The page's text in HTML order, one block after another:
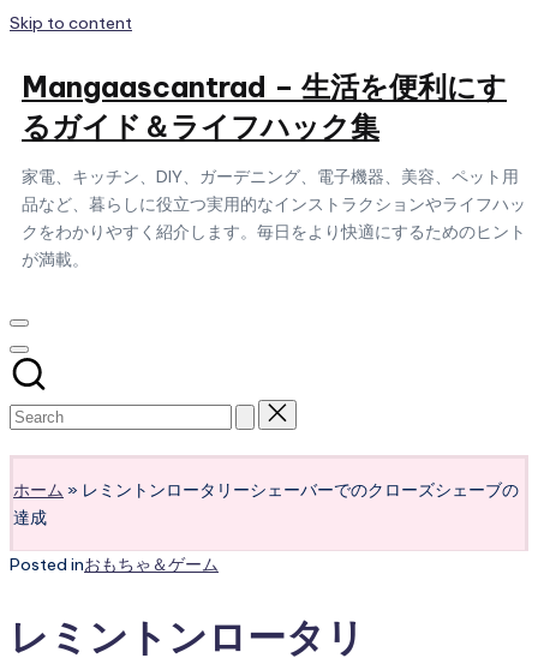
Skip to content
Mangaascantrad – 生活を便利にす
るガイド＆ライフハック集
家電、キッチン、DIY、ガーデニング、電子機器、美容、ペット用
品など、暮らしに役立つ実用的なインストラクションやライフハッ
クをわかりやすく紹介します。毎日をより快適にするためのヒント
が満載。
ホーム » レミントンロータリーシェーバーでのクローズシェーブの
達成
Posted inおもちゃ＆ゲーム
レミントンロータリ